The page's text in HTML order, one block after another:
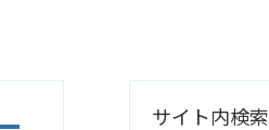
サイト内検索